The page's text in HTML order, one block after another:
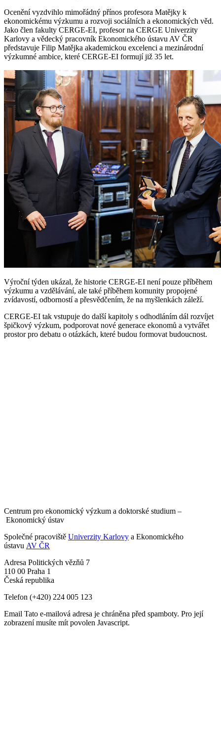
Ocenění vyzdvihlo mimořádný přínos profesora Matějky k
ekonomickému výzkumu a rozvoji sociálních a ekonomických věd.
Jako člen fakulty CERGE-EI, profesor na CERGE Univerzity
Karlovy a vědecký pracovník Ekonomického ústavu AV ČR
představuje Filip Matějka akademickou excelenci a mezinárodní
výzkumné ambice, které CERGE-EI formují již 35 let.
Výroční týden ukázal, že historie CERGE-EI není pouze příběhem
výzkumu a vzdělávání, ale také příběhem komunity propojené
zvídavostí, odborností a přesvědčením, že na myšlenkách záleží.
CERGE-EI tak vstupuje do další kapitoly s odhodláním dál rozvíjet
špičkový výzkum, podporovat nové generace ekonomů a vytvářet
prostor pro debatu o otázkách, které budou formovat budoucnost.
Centrum pro ekonomický výzkum a doktorské studium –
Ekonomický ústav
Společné pracoviště Univerzity Karlovy a Ekonomického
ústavu AV ČR
Adresa Politických vězňů 7
110 00 Praha 1
Česká republika
Telefon (+420) 224 005 123
Email Tato e-mailová adresa je chráněna před spamboty. Pro její
zobrazení musíte mít povolen Javascript.